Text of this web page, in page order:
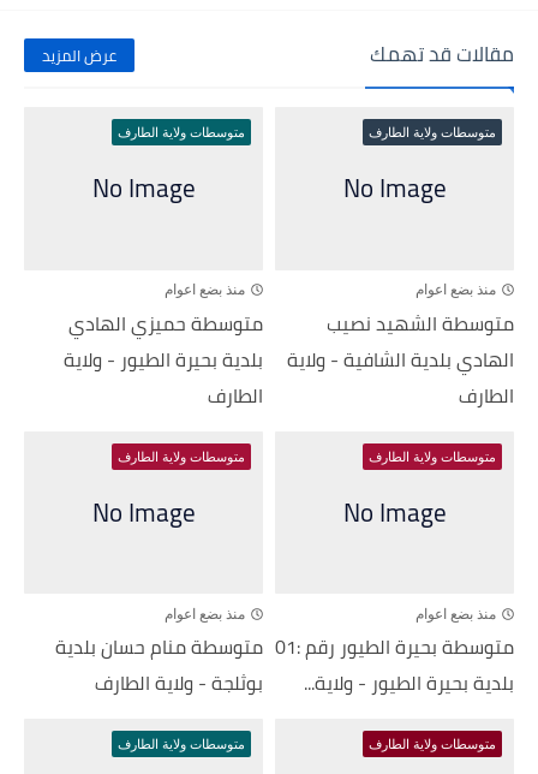
مقالات قد تهمك عرض المزيد
متوسطات ولاية الطارف
منذ بضع اعوام
متوسطة الشهيد نصيب
الهادي بلدية الشافية - ولاية
الطارف
متوسطات ولاية الطارف
منذ بضع اعوام
متوسطة حميزي الهادي
بلدية بحيرة الطيور - ولاية
الطارف
متوسطات ولاية الطارف
منذ بضع اعوام
متوسطة بحيرة الطيور رقم :01
بلدية بحيرة الطيور - ولاية...
متوسطات ولاية الطارف
منذ بضع اعوام
متوسطة منام حسان بلدية
بوثلجة - ولاية الطارف
متوسطات ولاية الطارف متوسطات ولاية الطارف